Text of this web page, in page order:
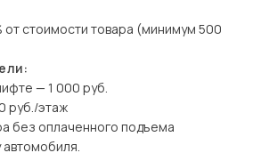
стоимости товара (минимум 500
— 1 000 руб.
руб./этаж
без оплаченного подъема